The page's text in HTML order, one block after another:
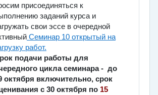
присоединяться к
заданий курса и
свои эссе в очередной
Семинар 10 открытый на
работ.
подачи работы для
цикла семинара - до
октября включительно, срок
с 30 октября по 15